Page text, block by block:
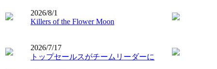
2026/8/1
Killers of the Flower Moon
2026/7/17
トップセールスがチームリーダーに